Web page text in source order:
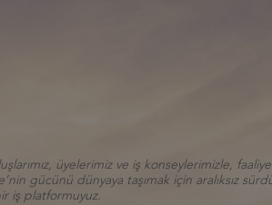
üyelerimiz ve iş konseylerimizle,
gücünü dünyaya taşımak için aralıksız
iş platformuyuz.